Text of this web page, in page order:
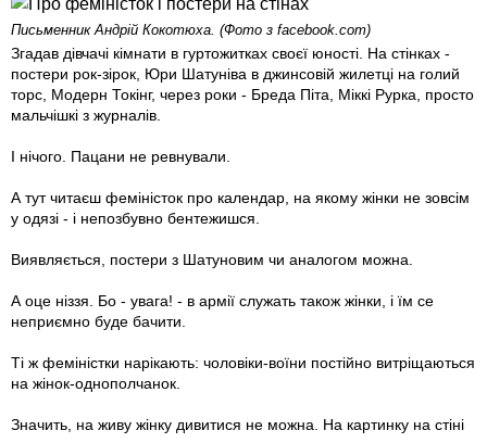
Письменник Андрій Кокотюха. (Фото з facebook.com)
Згадав дівчачі кімнати в гуртожитках своєї юності. На стінках -
постери рок-зірок, Юри Шатуніва в джинсовій жилетці на голий
торс, Модерн Токінг, через роки - Бреда Піта, Міккі Рурка, просто
мальчішкі з журналів.
І нічого. Пацани не ревнували.
А тут читаєш феміністок про календар, на якому жінки не зовсім
у одязі - і непозбувно бентежишся.
Виявляється, постери з Шатуновим чи аналогом можна.
А оце ніззя. Бо - увага! - в армії служать також жінки, і їм се
неприємно буде бачити.
Ті ж феміністки нарікають: чоловіки-воїни постійно витріщаються
на жінок-однополчанок.
Значить, на живу жінку дивитися не можна. На картинку на стіні